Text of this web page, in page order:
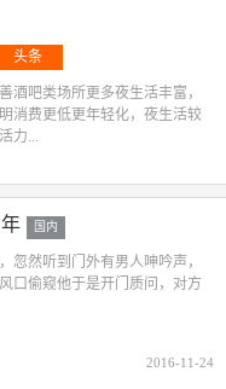
头条
酒吧类场所更多夜生活丰富，
消费更低更年轻化，夜生活较
力...
国内
忽然听到门外有男人呻吟声，
口偷窥他于是开门质问，对方
2016-11-24